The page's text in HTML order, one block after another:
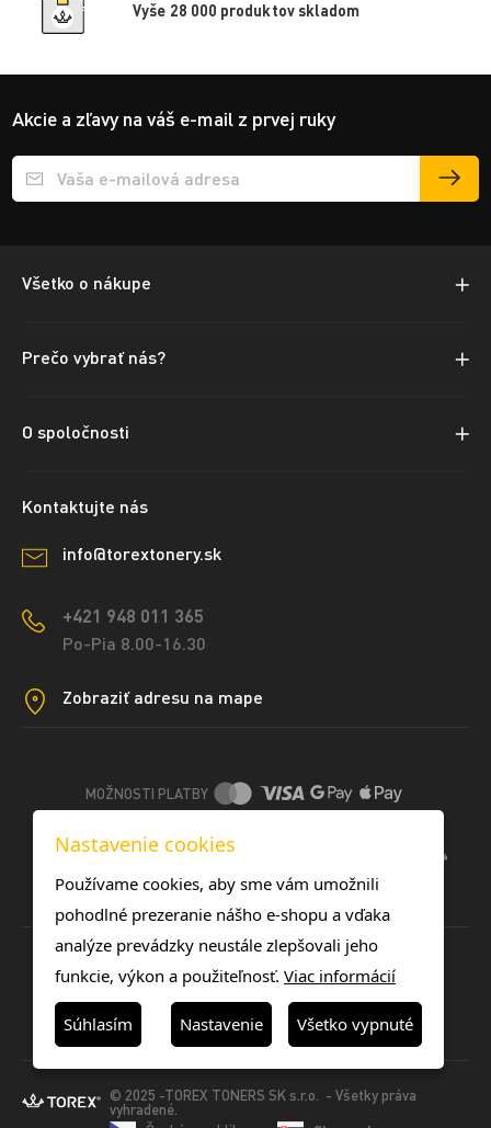
Vyše 28 000 produktov skladom
Akcie a zľavy na váš e-mail z prvej ruky
Přihlášení e-mailu k odběru
Všetko o nákupe
Prečo vybrať nás?
O spoločnosti
Kontaktujte nás
info@torextonery.sk
+421 948 011 365
Po-Pia 8.00-16.30
Zobraziť adresu na mape
MOŽNOSTI PLATBY
© 2025 -TOREX TONERS SK s.r.o. - Všetky práva
vyhradené.
Nastavenie cookies
Používame cookies, aby sme vám umožnili
pohodlné prezeranie nášho e-shopu a vďaka
analýze prevádzky neustále zlepšovali jeho
funkcie, výkon a použiteľnosť. Viac informácií
Súhlasím Nastavenie Všetko vypnuté